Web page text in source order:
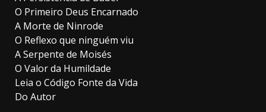
O Primeiro Deus Encarnado
A Morte de Ninrode
O Reflexo que ninguém viu
A Serpente de Moisés
O Valor da Humildade
Leia o Código Fonte da Vida
Do Autor